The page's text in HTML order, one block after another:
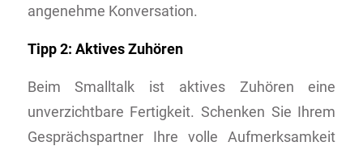
angenehme Konversation.
Tipp 2: Aktives Zuhören
Beim Smalltalk ist aktives Zuhören eine
unverzichtbare Fertigkeit. Schenken Sie Ihrem
Gesprächspartner Ihre volle Aufmerksamkeit